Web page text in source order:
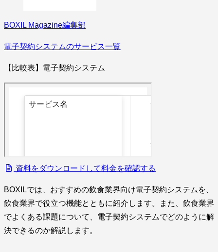
BOXIL Magazine編集部
電子契約システムのサービス一覧
【比較表】電子契約システム
資料をダウンロードして料金を確認する
BOXILでは、おすすめの飲食業界向け電子契約システムを、
飲食業界で役立つ機能とともに紹介します。また、飲食業界
でよくある課題について、電子契約システムでどのように解
決できるのか解説します。